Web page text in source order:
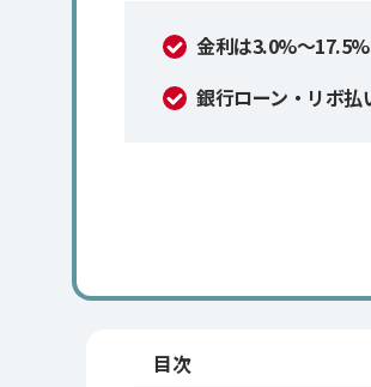
金利は3.0%～17.5%
銀行ローン・リボ払
目次